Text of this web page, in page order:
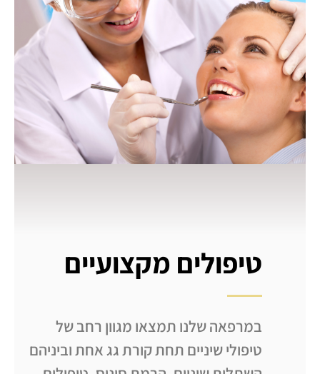
טיפולים מקצועיים
במרפאה שלנו תמצאו מגוון רחב של
טיפולי שיניים תחת קורת גג אחת וביניהם